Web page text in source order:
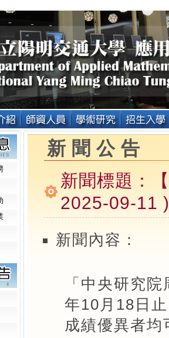
新聞公告
新聞標題：
2025-09-11 )
新聞內容：
「中央研究
年10月18日
成績優異者